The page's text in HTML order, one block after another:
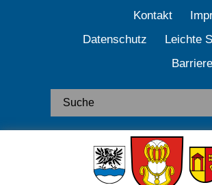
Kontakt
Datenschutz
Leichte